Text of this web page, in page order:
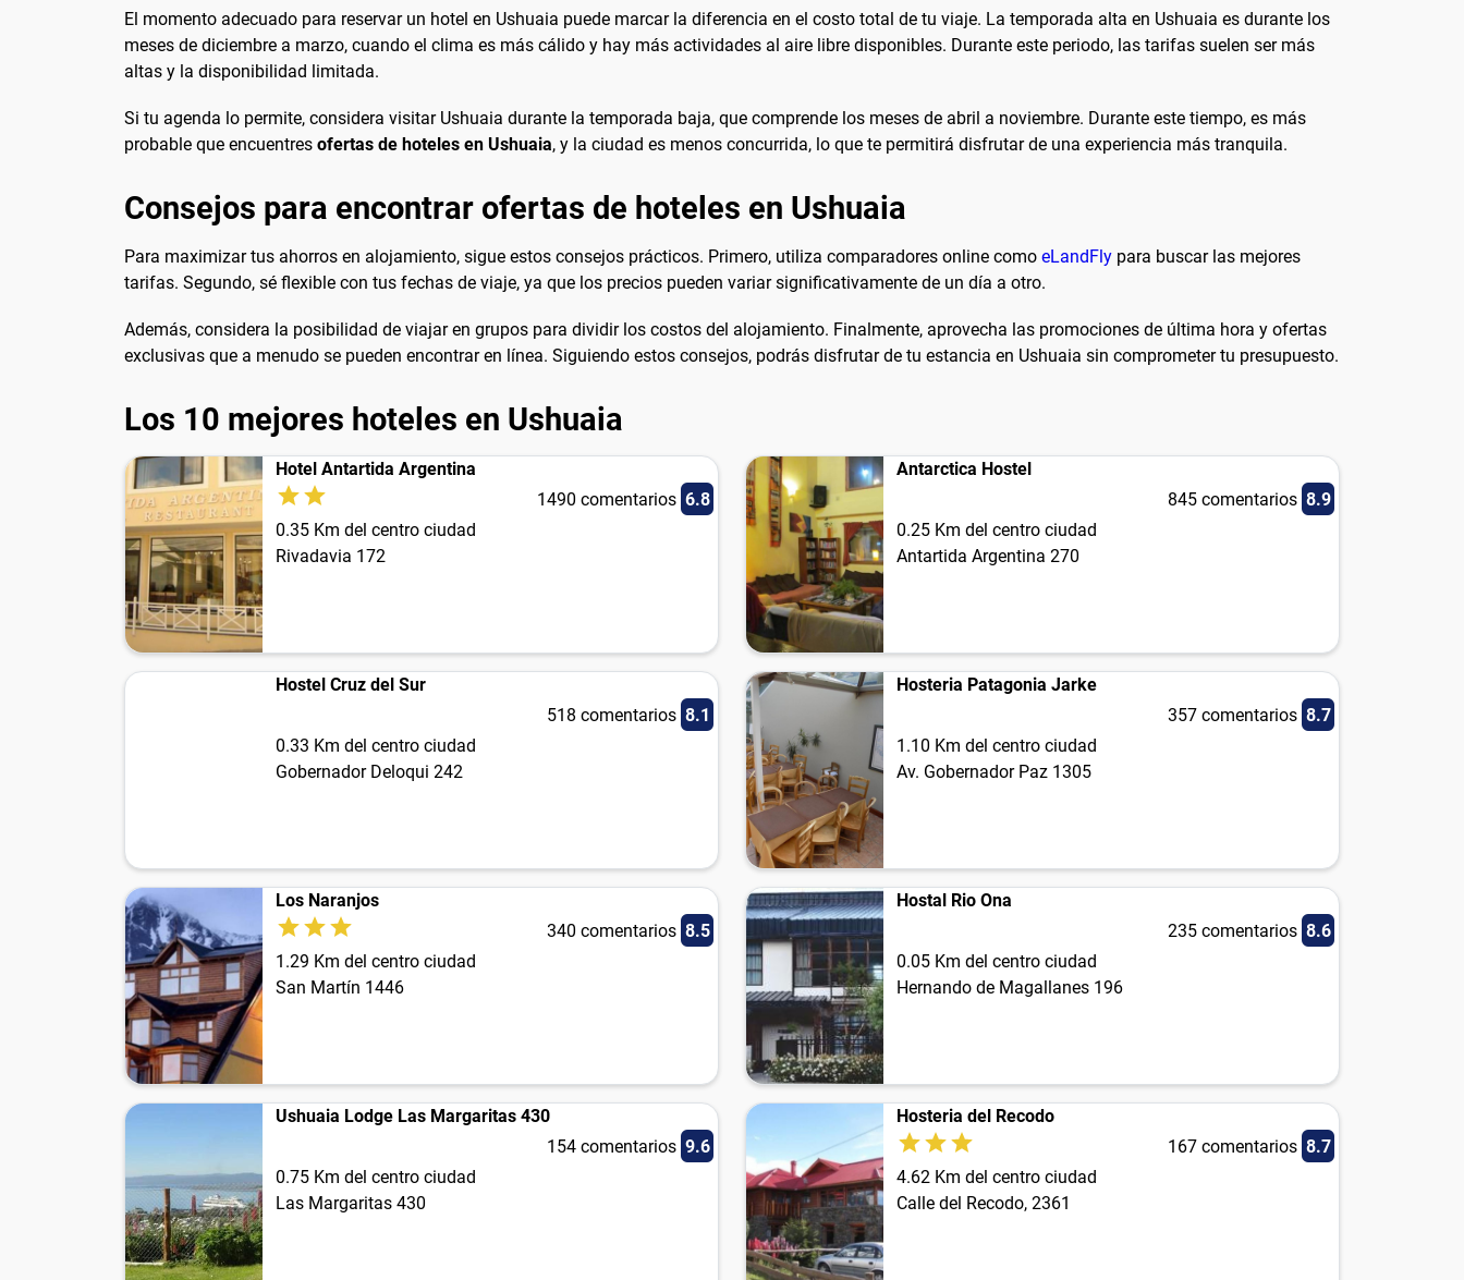
El momento adecuado para reservar un hotel en Ushuaia puede marcar la diferencia en el costo total de tu viaje. La temporada alta en Ushuaia es durante los
meses de diciembre a marzo, cuando el clima es más cálido y hay más actividades al aire libre disponibles. Durante este periodo, las tarifas suelen ser más
altas y la disponibilidad limitada.
Si tu agenda lo permite, considera visitar Ushuaia durante la temporada baja, que comprende los meses de abril a noviembre. Durante este tiempo, es más
probable que encuentres ofertas de hoteles en Ushuaia, y la ciudad es menos concurrida, lo que te permitirá disfrutar de una experiencia más tranquila.
Consejos para encontrar ofertas de hoteles en Ushuaia
Para maximizar tus ahorros en alojamiento, sigue estos consejos prácticos. Primero, utiliza comparadores online como eLandFly para buscar las mejores
tarifas. Segundo, sé flexible con tus fechas de viaje, ya que los precios pueden variar significativamente de un día a otro.
Además, considera la posibilidad de viajar en grupos para dividir los costos del alojamiento. Finalmente, aprovecha las promociones de última hora y ofertas
exclusivas que a menudo se pueden encontrar en línea. Siguiendo estos consejos, podrás disfrutar de tu estancia en Ushuaia sin comprometer tu presupuesto.
Los 10 mejores hoteles en Ushuaia
Hotel Antartida Argentina
1490 comentarios 6.8
0.35 Km del centro ciudad
Rivadavia 172
Antarctica Hostel
845 comentarios 8.9
0.25 Km del centro ciudad
Antartida Argentina 270
Hostel Cruz del Sur
518 comentarios 8.1
0.33 Km del centro ciudad
Gobernador Deloqui 242
Hosteria Patagonia Jarke
357 comentarios 8.7
1.10 Km del centro ciudad
Av. Gobernador Paz 1305
Los Naranjos
340 comentarios 8.5
1.29 Km del centro ciudad
San Martín 1446
Hostal Rio Ona
235 comentarios 8.6
0.05 Km del centro ciudad
Hernando de Magallanes 196
Ushuaia Lodge Las Margaritas 430
154 comentarios 9.6
0.75 Km del centro ciudad
Las Margaritas 430
Hosteria del Recodo
167 comentarios 8.7
4.62 Km del centro ciudad
Calle del Recodo, 2361